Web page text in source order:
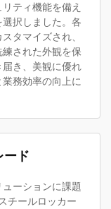
ティ機能を備え
択しました。各
タマイズされ、
された外観を保
き、美観に優れ
務効率の向上に
ード
ーションに課題
チールロッカー